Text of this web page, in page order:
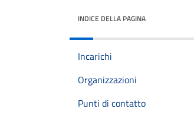
INDICE DELLA PAGINA
Incarichi
Organizzazioni
Punti di contatto